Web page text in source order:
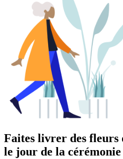
Faites livrer des
le jour de la